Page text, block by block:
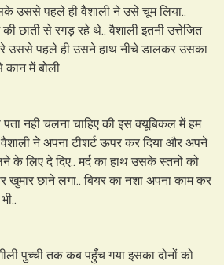
उससे पहले ही वैशाली ने उसे चूम लिया..
छाती से रगड़ रहे थे.. वैशाली इतनी उत्तेजित
उससे पहले ही उसने हाथ नीचे डालकर उसका
में बोली
नही चलना चाहिए की इस क्यूबिकल में हम
वैशाली ने अपना टीशर्ट ऊपर कर दिया और अपने
के लिए दे दिए.. मर्द का हाथ उसके स्तनों को
खुमार छाने लगा.. बियर का नशा अपना काम कर
पुच्ची तक कब पहुँच गया इसका दोनों को